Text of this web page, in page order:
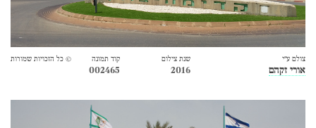
צולם ע״י
אורי זקהם
שנת צילום
2016
קוד תמונה
002465
© כל הזכויות שמורות